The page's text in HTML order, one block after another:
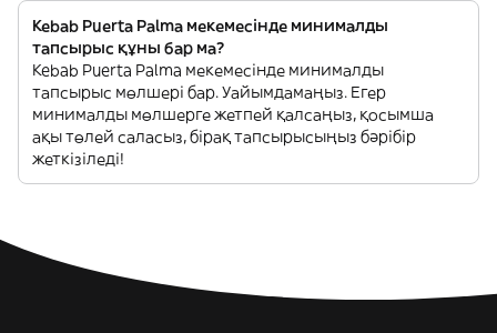
Kebab Puerta Palma мекемесінде минималды
тапсырыс құны бар ма?
Kebab Puerta Palma мекемесінде минималды
тапсырыс мөлшері бар. Уайымдамаңыз. Егер
минималды мөлшерге жетпей қалсаңыз, қосымша
ақы төлей саласыз, бірақ тапсырысыңыз бәрібір
жеткізіледі!